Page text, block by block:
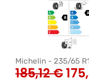
Michelin - 235/65
185,12€